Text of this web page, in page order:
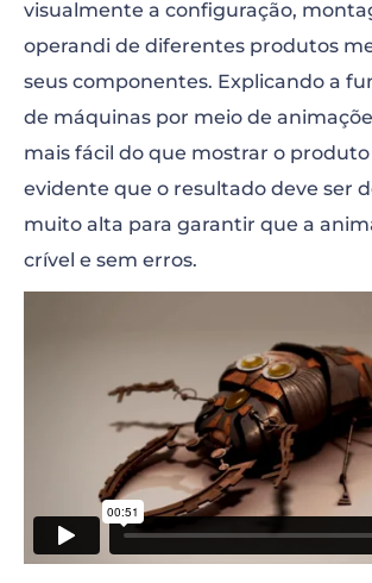
visualmente a configuração,
operandi de diferentes produtos
seus componentes. Explicando a
de máquinas por meio de
mais fácil do que mostrar o produto
evidente que o resultado deve ser
muito alta para garantir que a
crível e sem erros.